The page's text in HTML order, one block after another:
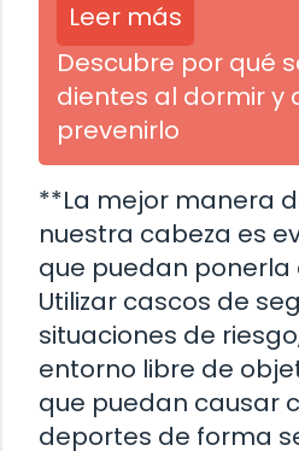
Leer más
Descubre por qué
dientes al dormir y
prevenirlo
**La mejor manera
nuestra cabeza es
que puedan ponerla
Utilizar cascos de
situaciones de
entorno libre de
que puedan causar
deportes de forma